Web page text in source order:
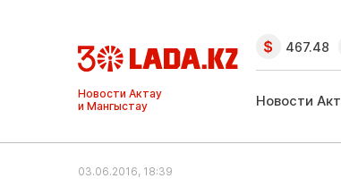
Ақтау және
Манғыстау
жаңалықтары
467.48
Новости
03.06.2016, 18:39